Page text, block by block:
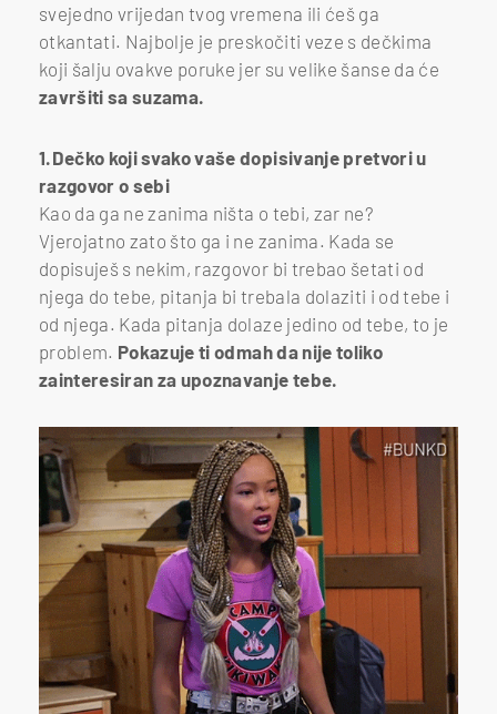
svejedno vrijedan tvog vremena ili ćeš ga
otkantati. Najbolje je preskočiti veze s dečkima
koji šalju ovakve poruke jer su velike šanse da će
završiti sa suzama.
1.Dečko koji svako vaše dopisivanje pretvori u
razgovor o sebi
Kao da ga ne zanima ništa o tebi, zar ne?
Vjerojatno zato što ga i ne zanima. Kada se
dopisuješ s nekim, razgovor bi trebao šetati od
njega do tebe, pitanja bi trebala dolaziti i od tebe i
od njega. Kada pitanja dolaze jedino od tebe, to je
problem. Pokazuje ti odmah da nije toliko
zainteresiran za upoznavanje tebe.